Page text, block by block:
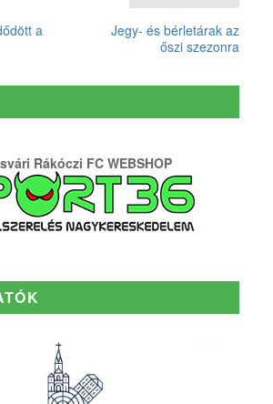
a
Jegy- és bérletárak az
őszi szezonra
Rákóczi FC WEBSHOP